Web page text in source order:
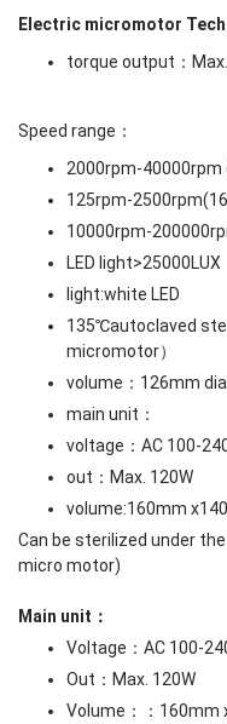
Electric micromotor
torque output ：
Speed range ：
2000rpm-40000rpm
125rpm-2500rpm(16
10000rpm-
LED light>25000LUX
light:white LED
135℃autoclaved
micromotor）
volume ： 126mm
main unit ：
voltage ： AC 100-
out ： Max. 120W
volume:160mm
Can be sterilized under
micro motor)
Main unit ：
Voltage ： AC 100-
Out ： Max. 120W
Volume ：： 160mm